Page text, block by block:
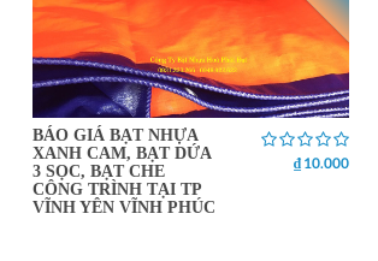
BÁO GIÁ BẠT NHỰA
XANH CAM, BẠT DỨA
3 SỌC, BẠT CHE
CÔNG TRÌNH TẠI TP
VĨNH YÊN VĨNH PHÚC
₫ 10.000